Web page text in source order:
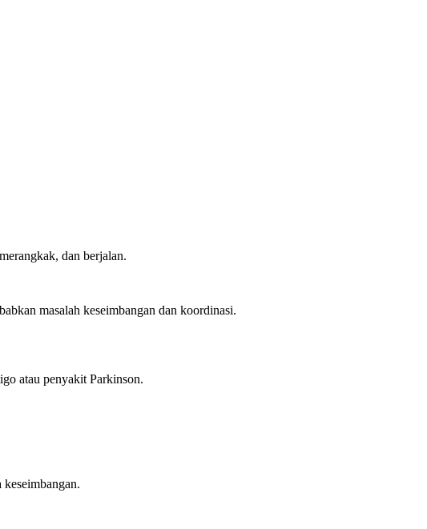
dan berjalan.
masalah keseimbangan dan koordinasi.
atau penyakit Parkinson.